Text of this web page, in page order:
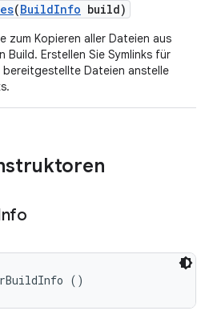
(BuildInfo build)
zum Kopieren aller Dateien aus
Build. Erstellen Sie Symlinks für
Dateien anstelle
()